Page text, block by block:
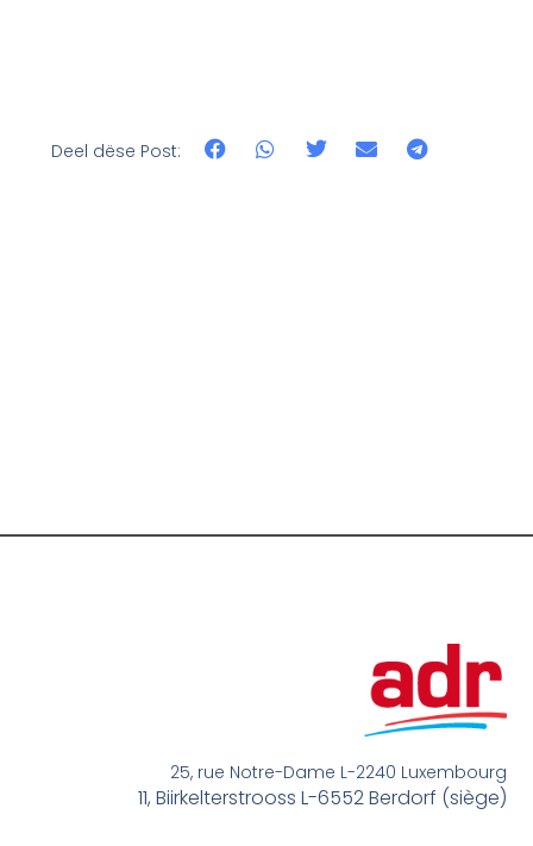
Deel dëse Post:
25, rue Notre-Dame L-2240 Luxembourg
11, Biirkelterstrooss L-6552 Berdorf (siège)